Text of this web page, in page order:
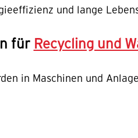
und lange
für Recycling und
in Maschinen und